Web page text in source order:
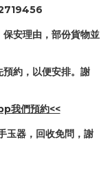
安理由，部份貨物並
約，以便安排。謝
我們預約<<
玉器，回收免問，謝